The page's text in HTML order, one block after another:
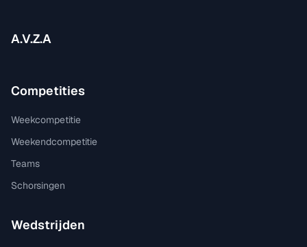
A.V.Z.A
Competities
Weekcompetitie
Weekendcompetitie
Teams
Schorsingen
Wedstrijden